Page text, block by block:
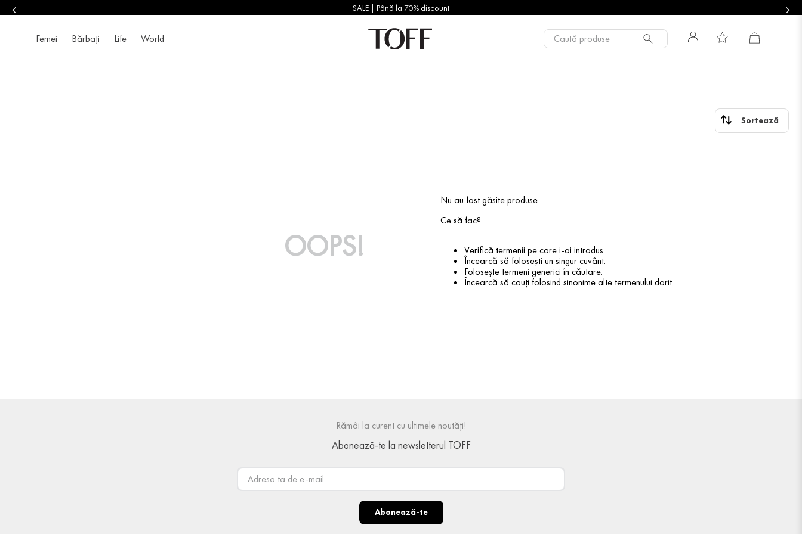
SALE | Până la 70% discount
Femei Bărbați Life World Caută produse
OOPS!
Nu au fost găsite produse
Ce să fac?
Verifică termenii pe care i-ai introdus.
Încearcă să folosești un singur cuvânt.
Folosește termeni generici în căutare.
Încearcă să cauți folosind sinonime alte termenului dorit.
Rămâi la curent cu ultimele noutăți!
Abonează-te la newsletterul TOFF
Abonează-te